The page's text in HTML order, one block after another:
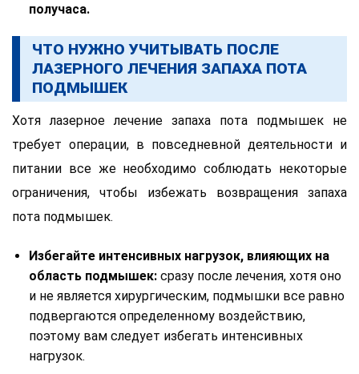
получаса.
ЧТО НУЖНО УЧИТЫВАТЬ ПОСЛЕ
ЛАЗЕРНОГО ЛЕЧЕНИЯ ЗАПАХА ПОТА
ПОДМЫШЕК
Хотя лазерное лечение запаха пота подмышек не
требует операции, в повседневной деятельности и
питании все же необходимо соблюдать некоторые
ограничения, чтобы избежать возвращения запаха
пота подмышек.
Избегайте интенсивных нагрузок, влияющих на
область подмышек:сразу после лечения, хотя оно
и не является хирургическим, подмышки все равно
подвергаются определенному воздействию,
поэтому вам следует избегать интенсивных
нагрузок.